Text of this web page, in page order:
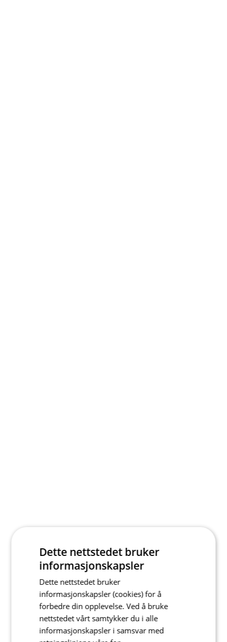
Dette nettstedet bruker
informasjonskapsler
Dette nettstedet bruker
informasjonskapsler (cookies) for å
forbedre din opplevelse. Ved å bruke
nettstedet vårt samtykker du i alle
informasjonskapsler i samsvar med